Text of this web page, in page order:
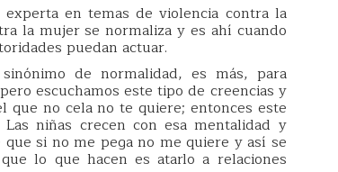
en temas de violencia contra la
la mujer se normaliza y es ahí cuando
puedan actuar.
de normalidad, es más, para
escuchamos este tipo de creencias y
que no cela no te quiere; entonces este
niñas crecen con esa mentalidad y
si no me pega no me quiere y así se
lo que hacen es atarlo a relaciones